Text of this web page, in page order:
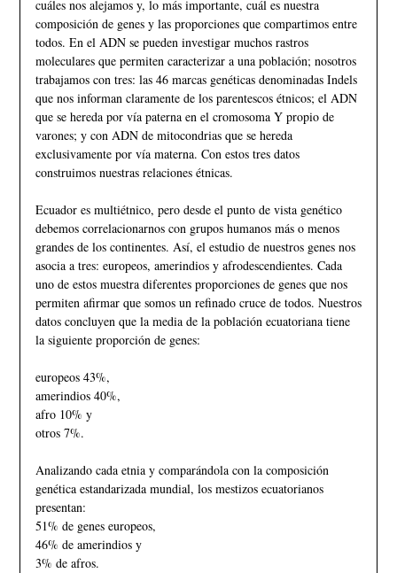
cuáles nos alejamos y, lo más importante, cuál es nuestra
composición de genes y las proporciones que compartimos entre
todos. En el ADN se pueden investigar muchos rastros
moleculares que permiten caracterizar a una población; nosotros
trabajamos con tres: las 46 marcas genéticas denominadas Indels
que nos informan claramente de los parentescos étnicos; el ADN
que se hereda por vía paterna en el cromosoma Y propio de
varones; y con ADN de mitocondrias que se hereda
exclusivamente por vía materna. Con estos tres datos
construimos nuestras relaciones étnicas.
Ecuador es multiétnico, pero desde el punto de vista genético
debemos correlacionarnos con grupos humanos más o menos
grandes de los continentes. Así, el estudio de nuestros genes nos
asocia a tres: europeos, amerindios y afrodescendientes. Cada
uno de estos muestra diferentes proporciones de genes que nos
permiten afirmar que somos un refinado cruce de todos. Nuestros
datos concluyen que la media de la población ecuatoriana tiene
la siguiente proporción de genes:
europeos 43%,
amerindios 40%,
afro 10% y
otros 7%.
Analizando cada etnia y comparándola con la composición
genética estandarizada mundial, los mestizos ecuatorianos
presentan:
51% de genes europeos,
46% de amerindios y
3% de afros.